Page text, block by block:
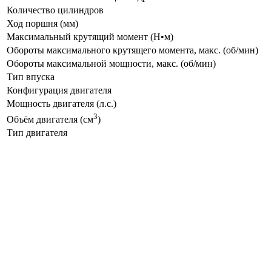
Количество цилиндров
Ход поршня (мм)
Максимальный крутящий момент (Н•м)
Обороты максимального крутящего момента, макс. (об/мин)
Обороты максимальной мощности, макс. (об/мин)
Тип впуска
Конфигурация двигателя
Мощность двигателя (л.с.)
Объём двигателя (см3)
Тип двигателя